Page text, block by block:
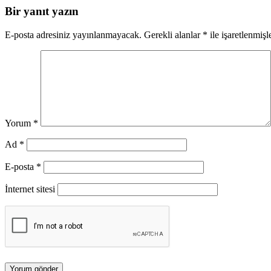
Bir yanıt yazın
E-posta adresiniz yayınlanmayacak. Gerekli alanlar * ile
Yorum *
Ad *
E-posta *
İnternet sitesi